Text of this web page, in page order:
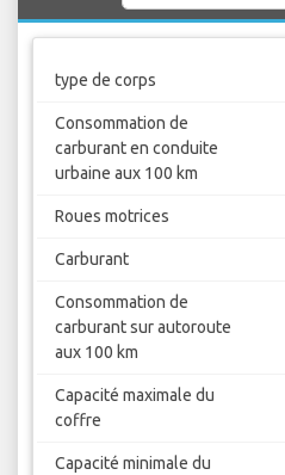
type de corps
Consommation de
carburant en conduite
urbaine aux 100 km
Roues motrices
Carburant
Consommation de
carburant sur autoroute
aux 100 km
Capacité maximale du
coffre
Capacité minimale du